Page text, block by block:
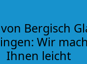
Bergisch
Wir
Ihnen leicht